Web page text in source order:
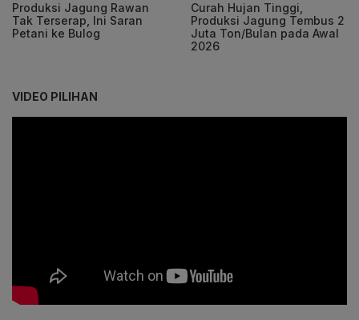
Produksi Jagung Rawan
Tak Terserap, Ini Saran
Petani ke Bulog
Curah Hujan Tinggi,
Produksi Jagung Tembus 2
Juta Ton/Bulan pada Awal
2026
VIDEO PILIHAN